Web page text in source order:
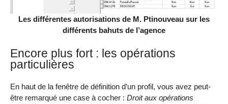
Les différentes autorisations de M. Ptinouveau sur les
différents bahuts de l’agence
Encore plus fort : les opérations
particulières
En haut de la fenêtre de définition d’un profil, vous avez peut-
être remarqué une case à cocher : Droit aux opérations